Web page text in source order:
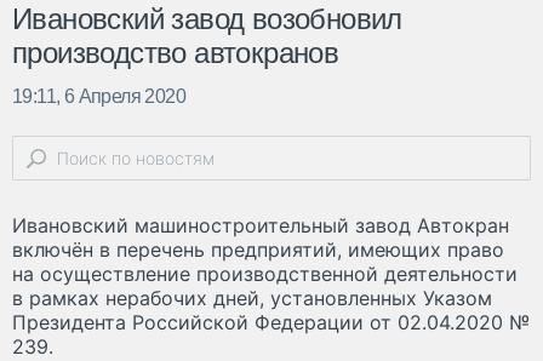
Ивановский завод возобновил
производство автокранов
19:11, 6 Апреля 2020
Ивановский машиностроительный завод Автокран
включён в перечень предприятий, имеющих право
на осуществление производственной деятельности
в рамках нерабочих дней, установленных Указом
Президента Российской Федерации от 02.04.2020 №
239.